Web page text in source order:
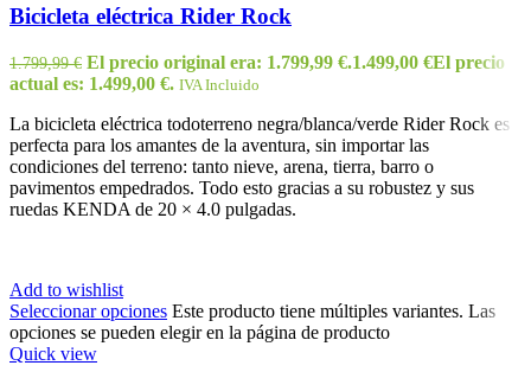
Bicicleta eléctrica Rider Rock
1.799,99€ El precio original era: 1.799,99 €.1.499,00 €El precio
actual es: 1.499,00 €. IVA Incluido
La bicicleta eléctrica todoterreno negra/blanca/verde Rider Rock es
perfecta para los amantes de la aventura, sin importar las
condiciones del terreno: tanto nieve, arena, tierra, barro o
pavimentos empedrados. Todo esto gracias a su robustez y sus
ruedas KENDA de 20 × 4.0 pulgadas.
Add to wishlist
Seleccionar opciones Este producto tiene múltiples variantes. Las
opciones se pueden elegir en la página de producto
Quick view